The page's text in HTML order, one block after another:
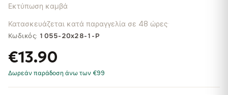
Εκτύπωση καμβά
Κατασκευάζεται κατά παραγγελία σε 48 ώρες·
Κωδικός: 1055-20x28-1-P
€13.90
Δωρεάν παράδοση άνω των €99